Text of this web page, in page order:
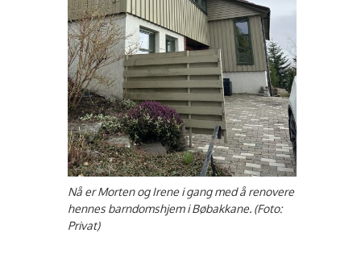
Nå er Morten og Irene i gang med å renovere
hennes barndomshjem i Bøbakkane. (Foto:
Privat)